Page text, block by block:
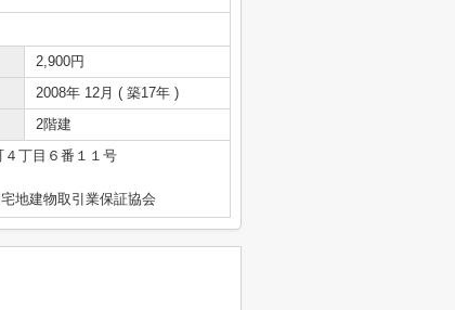
2,900円
2008年 12月 ( 築17年 )
2階建
丁目６番１１号
地建物取引業保証協会